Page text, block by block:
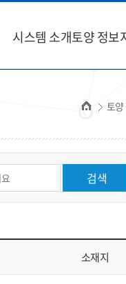
시스템 소개토양 정보
홈 토
검색
소재지